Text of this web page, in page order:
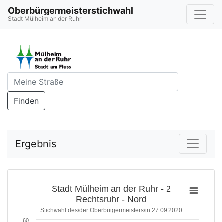
Oberbürgermeisterstichwahl
Stadt Mülheim an der Ruhr
Finden
Ergebnis
Stadt Mülheim an der Ruhr - 2
Rechtsruhr - Nord
Stichwahl des/der Oberbürgermeisters/in 27.09.2020
60